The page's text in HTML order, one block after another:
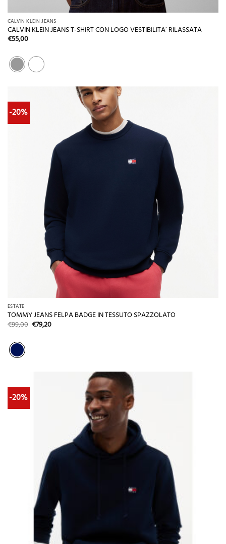
CALVIN KLEIN JEANS
CALVIN KLEIN JEANS T-SHIRT CON LOGO VESTIBILITA’ RILASSATA
€55,00
-20%
ESTATE
TOMMY JEANS FELPA BADGE IN TESSUTO SPAZZOLATO
€99,00 Il
prezzo
€79,20Il
-20%